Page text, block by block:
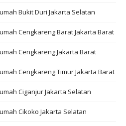
Bukit Duri Jakarta Selatan
Cengkareng Barat Jakarta Barat
Cengkareng Jakarta Barat
Cengkareng Timur Jakarta Barat
Ciganjur Jakarta Selatan
Cikoko Jakarta Selatan